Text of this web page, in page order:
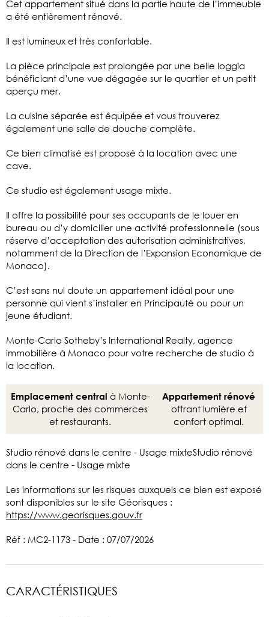
Cet appartement situé dans la partie haute de l’immeuble
a été entièrement rénové.
Il est lumineux et très confortable.
La pièce principale est prolongée par une belle loggia
bénéficiant d’une vue dégagée sur le quartier et un petit
aperçu mer.
La cuisine séparée est équipée et vous trouverez
également une salle de douche complète.
Ce bien climatisé est proposé à la location avec une
cave.
Ce studio est également usage mixte.
Il offre la possibilité pour ses occupants de le louer en
bureau ou d’y domicilier une activité professionnelle (sous
réserve d’acceptation des autorisation administratives,
notamment de la Direction de l’Expansion Economique de
Monaco).
C’est sans nul doute un appartement idéal pour une
personne qui vient s’installer en Principauté ou pour un
jeune étudiant.
Monte-Carlo Sotheby’s International Realty, agence
immobilière à Monaco pour votre recherche de studio à
la location.
Emplacement central à Monte-
Carlo, proche des commerces
et restaurants.
Appartement rénové
offrant lumière et
confort optimal.
Studio rénové dans le centre - Usage mixteStudio rénové
dans le centre - Usage mixte
Les informations sur les risques auxquels ce bien est exposé
sont disponibles sur le site Géorisques :
https://www.georisques.gouv.fr
Réf : MC2-1173 - Date : 07/07/2026
CARACTÉRISTIQUES